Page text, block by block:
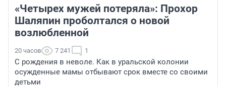
«Четырех мужей потеряла»: Прохор
Шаляпин проболтался о новой
возлюбленной
20 часов 7 241 1
С рождения в неволе. Как в уральской колонии
осужденные мамы отбывают срок вместе со своими
детьми